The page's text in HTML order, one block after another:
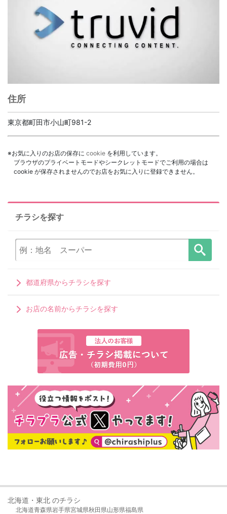
住所
東京都町田市小山町981-2
※お気に入りのお店の保存に cookie を利用しています。
ブラウザのプライベートモードやシークレットモードでご利用の場合は
cookie が保存されませんのでお店をお気に入りに登録できません。
チラシを探す
都道府県からチラシを探す
お店の名前からチラシを探す
北海道・東北 のチラシ
北海道青森県岩手県宮城県秋田県山形県福島県